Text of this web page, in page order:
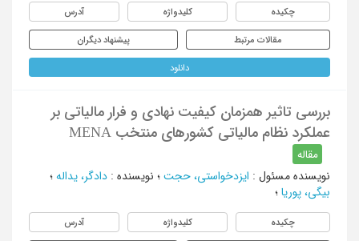
چکیده کلیدواژه آدرس
مقالات مرتبط پیشنهاد دیگران
دانلود
بررسی تاثیر همزمان کیفیت نهادی و فرار مالیاتی بر
عملکرد نظام مالیاتی کشورهای منتخب MENA
مقاله
نویسنده مسئول : ایزدخواستی، حجت ؛ نویسنده : دادگر، یداله ؛
بیگی، پوریا ؛
چکیده کلیدواژه آدرس